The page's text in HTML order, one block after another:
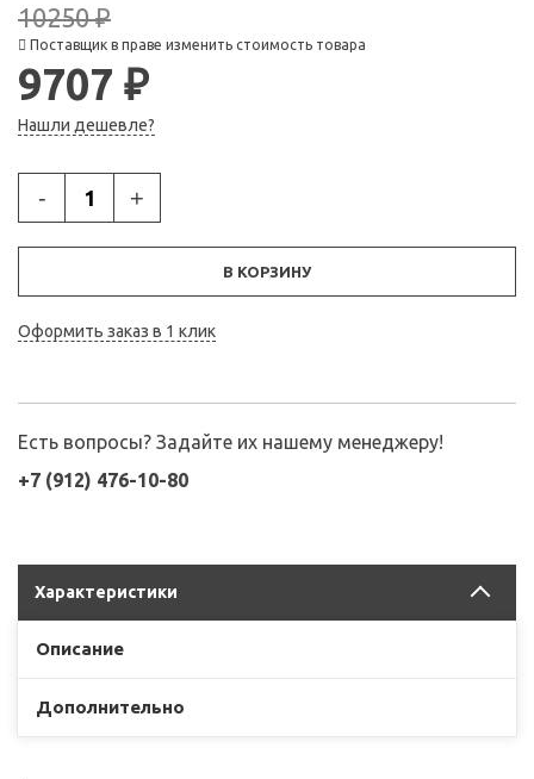
10250 ₽
Поставщик в праве изменить стоимость товара
9707 ₽
Нашли дешевле?
- +
В КОРЗИНУ
Оформить заказ в 1 клик
Есть вопросы? Задайте их нашему менеджеру!
+7 (912) 476-10-80
Характеристики
Описание
Дополнительно